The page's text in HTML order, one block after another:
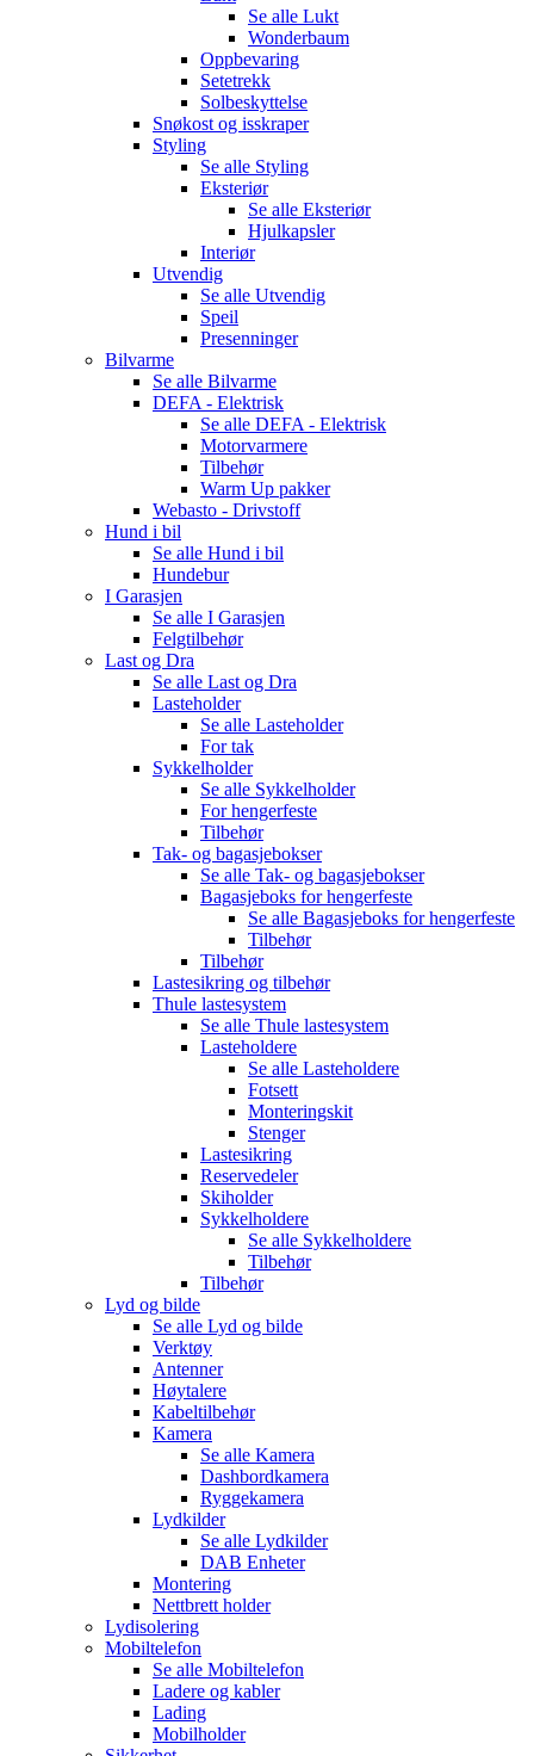
Se alle Lukt
Wonderbaum
Oppbevaring
Setetrekk
Solbeskyttelse
Snøkost og isskraper
Styling
Se alle Styling
Eksteriør
Se alle Eksteriør
Hjulkapsler
Interiør
Utvendig
Se alle Utvendig
Speil
Presenninger
Bilvarme
Se alle Bilvarme
DEFA - Elektrisk
Se alle DEFA - Elektrisk
Motorvarmere
Tilbehør
Warm Up pakker
Webasto - Drivstoff
Hund i bil
Se alle Hund i bil
Hundebur
I Garasjen
Se alle I Garasjen
Felgtilbehør
Last og Dra
Se alle Last og Dra
Lasteholder
Se alle Lasteholder
For tak
Sykkelholder
Se alle Sykkelholder
For hengerfeste
Tilbehør
Tak- og bagasjebokser
Se alle Tak- og bagasjebokser
Bagasjeboks for hengerfeste
Se alle Bagasjeboks for hengerfeste
Tilbehør
Tilbehør
Lastesikring og tilbehør
Thule lastesystem
Se alle Thule lastesystem
Lasteholdere
Se alle Lasteholdere
Fotsett
Monteringskit
Stenger
Lastesikring
Reservedeler
Skiholder
Sykkelholdere
Se alle Sykkelholdere
Tilbehør
Tilbehør
Lyd og bilde
Se alle Lyd og bilde
Verktøy
Antenner
Høytalere
Kabeltilbehør
Kamera
Se alle Kamera
Dashbordkamera
Ryggekamera
Lydkilder
Se alle Lydkilder
DAB Enheter
Montering
Nettbrett holder
Lydisolering
Mobiltelefon
Se alle Mobiltelefon
Ladere og kabler
Lading
Mobilholder